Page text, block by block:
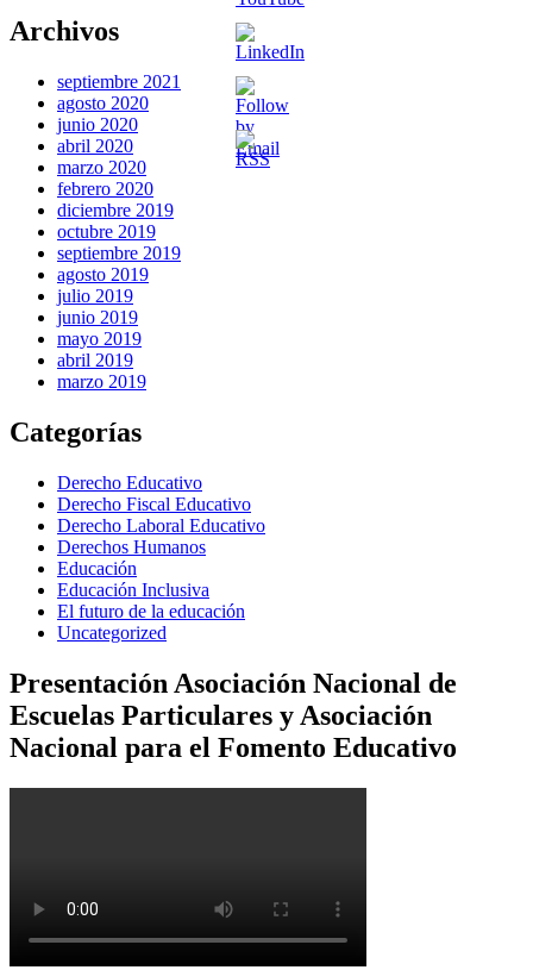
Archivos
septiembre 2021
agosto 2020
junio 2020
abril 2020
marzo 2020
febrero 2020
diciembre 2019
octubre 2019
septiembre 2019
agosto 2019
julio 2019
junio 2019
mayo 2019
abril 2019
marzo 2019
Categorías
Derecho Educativo
Derecho Fiscal Educativo
Derecho Laboral Educativo
Derechos Humanos
Educación
Educación Inclusiva
El futuro de la educación
Uncategorized
Presentación Asociación Nacional de
Escuelas Particulares y Asociación
Nacional para el Fomento Educativo